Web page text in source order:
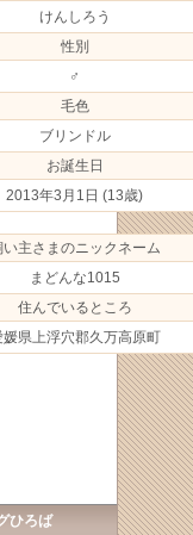
けんしろう
性別
♂
毛色
ブリンドル
お誕生日
2013年3月1日 (13歳)
い主さまのニックネーム
まどんな1015
住んでいるところ
媛県上浮穴郡久万高原町
ひろば